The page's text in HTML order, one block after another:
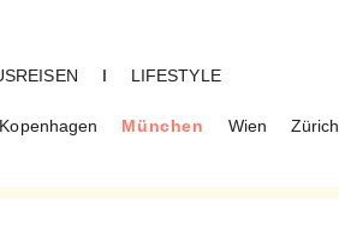
Kopenhagen München Wien Zürich
I LIFESTYLE